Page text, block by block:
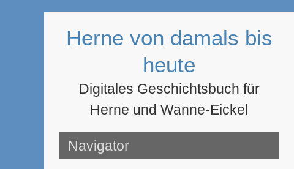
Herne von damals bis
heute
Digitales Geschichtsbuch für
Herne und Wanne-Eickel
Navigator